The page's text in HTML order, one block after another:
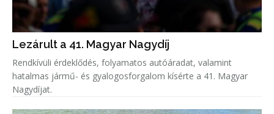
Lezárult a 41. Magyar Nagydíj
Rendkívüli érdeklődés, folyamatos autóáradat, valamint
hatalmas jármű- és gyalogosforgalom kísérte a 41. Magyar
Nagydíjat.